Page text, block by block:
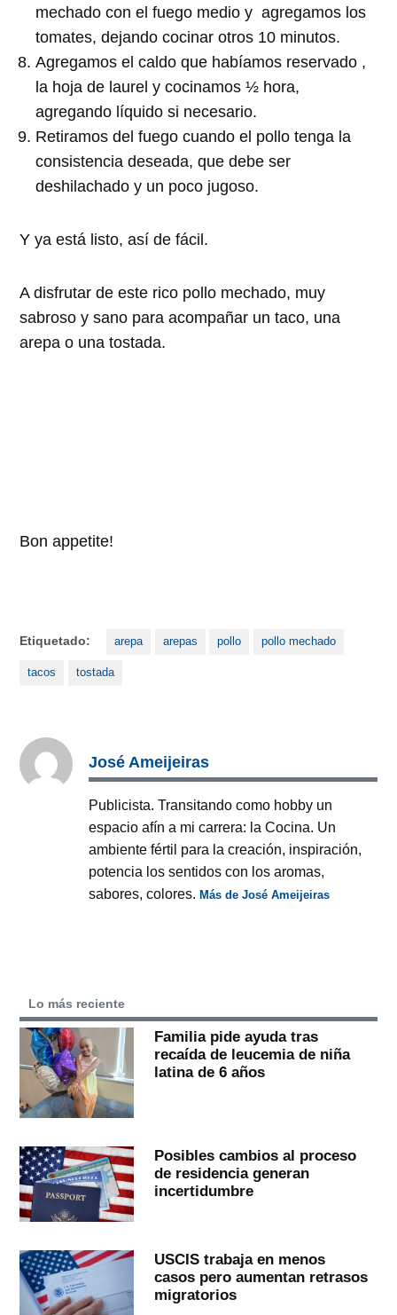
mechado con el fuego medio y agregamos los
tomates, dejando cocinar otros 10 minutos.
Agregamos el caldo que habíamos reservado ,
la hoja de laurel y cocinamos ½ hora,
agregando líquido si necesario.
Retiramos del fuego cuando el pollo tenga la
consistencia deseada, que debe ser
deshilachado y un poco jugoso.
Y ya está listo, así de fácil.
A disfrutar de este rico pollo mechado, muy
sabroso y sano para acompañar un taco, una
arepa o una tostada.
Bon appetite!
Etiquetado: arepa arepas pollo pollo mechado
tacos tostada
José Ameijeiras
Publicista. Transitando como hobby un
espacio afín a mi carrera: la Cocina. Un
ambiente fértil para la creación, inspiración,
potencia los sentidos con los aromas,
sabores, colores.Más de José Ameijeiras
Lo más reciente
Familia pide ayuda tras
recaída de leucemia de niña
latina de 6 años
Posibles cambios al proceso
de residencia generan
incertidumbre
USCIS trabaja en menos
casos pero aumentan retrasos
migratorios